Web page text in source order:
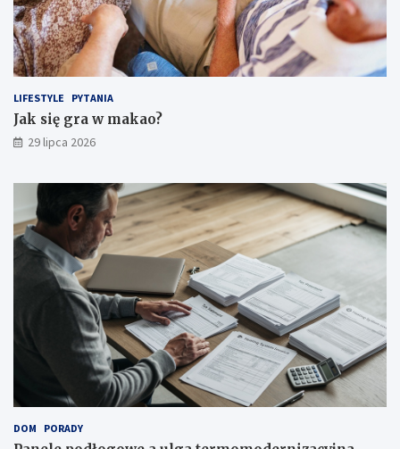
LIFESTYLE PYTANIA
Jak się gra w makao?
29 lipca 2026
DOM PORADY